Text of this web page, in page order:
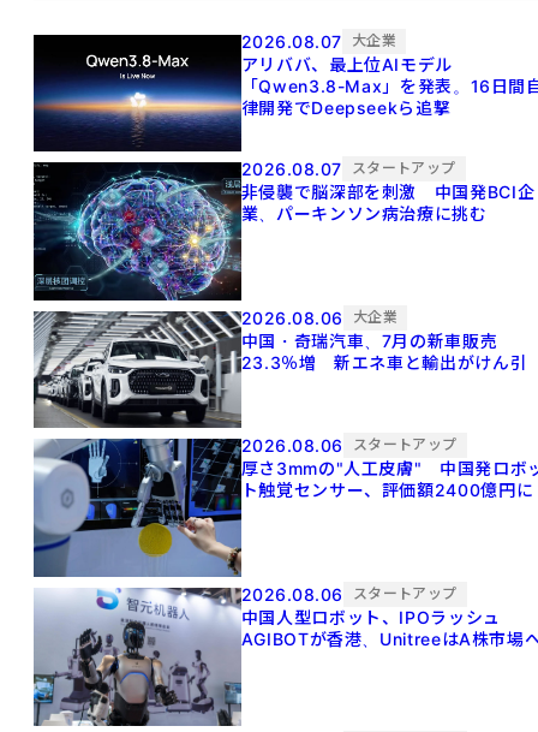
2026.08.07 大企業
アリババ、最上位AIモデル
「Qwen3.8-Max」を発表。16日間
律開発でDeepseekら追撃
2026.08.07 スタートアップ
非侵襲で脳深部を刺激 中国発BCI企
業、パーキンソン病治療に挑む
2026.08.06 大企業
中国・奇瑞汽車、7月の新車販売
23.3％増 新エネ車と輸出がけん引
2026.08.06 スタートアップ
厚さ3mmの"人工皮膚" 中国発ロボ
ト触覚センサー、評価額2400億円に
2026.08.06 スタートアップ
中国人型ロボット、IPOラッシュ
AGIBOTが香港、UnitreeはA株市場